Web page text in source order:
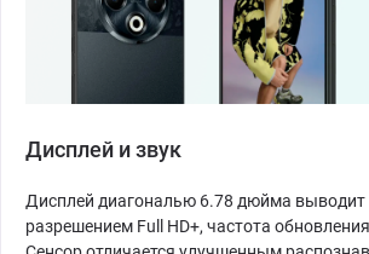
Дисплей и звук
Дисплей диагональю 6.78 дюйма выводит
разрешением Full HD+, частота